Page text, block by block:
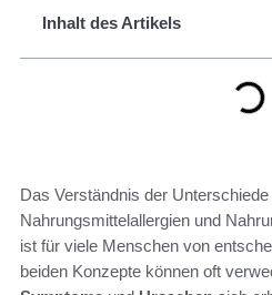
Inhalt des Artikels
Das Verständnis der
Nahrungsmittelallergien und
ist für viele Menschen von
beiden Konzepte können oft